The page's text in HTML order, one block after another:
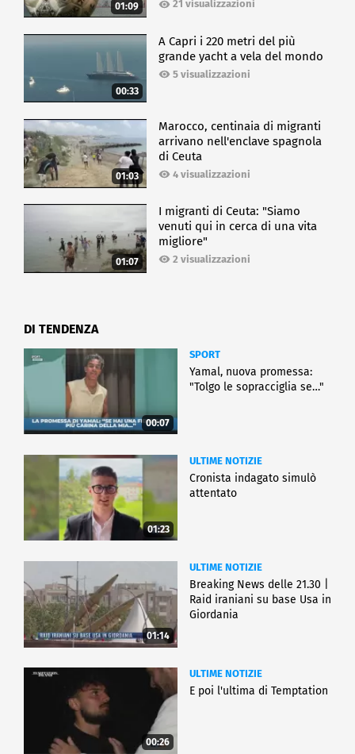
01:09 21 visualizzazioni
00:33
A Capri i 220 metri del più
grande yacht a vela del mondo
5 visualizzazioni
01:03
Marocco, centinaia di migranti
arrivano nell'enclave spagnola
di Ceuta
4 visualizzazioni
01:07
I migranti di Ceuta: "Siamo
venuti qui in cerca di una vita
migliore"
2 visualizzazioni
DI TENDENZA
00:07
SPORT
Yamal, nuova promessa:
"Tolgo le sopracciglia se…"
01:23
ULTIME NOTIZIE
Cronista indagato simulò
attentato
01:14
ULTIME NOTIZIE
Breaking News delle 21.30 |
Raid iraniani su base Usa in
Giordania
00:26
ULTIME NOTIZIE
E poi l'ultima di Temptation